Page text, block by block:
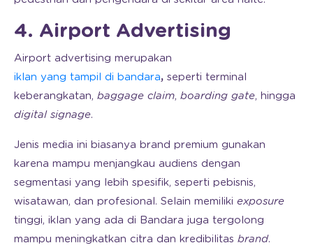
4. Airport Advertising
Airport advertising merupakan
iklan yang tampil di bandara, seperti terminal
keberangkatan, baggage claim, boarding gate, hingga
digital signage.
Jenis media ini biasanya brand premium gunakan
karena mampu menjangkau audiens dengan
segmentasi yang lebih spesifik, seperti pebisnis,
wisatawan, dan profesional. Selain memiliki exposure
tinggi, iklan yang ada di Bandara juga tergolong
mampu meningkatkan citra dan kredibilitas brand.